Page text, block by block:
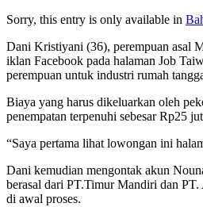
Sorry, this entry is only available in
Dani Kristiyani (36), perempuan asal
iklan Facebook pada halaman Job
perempuan untuk industri rumah
Biaya yang harus dikeluarkan oleh
penempatan terpenuhi sebesar Rp25
“Saya pertama lihat lowongan ini
Dani kemudian mengontak akun
berasal dari PT.Timur Mandiri dan
di awal proses.